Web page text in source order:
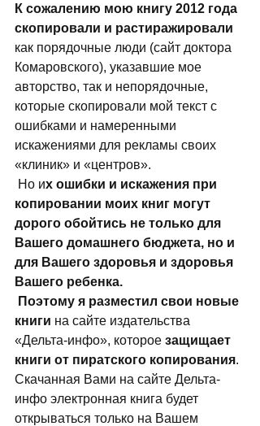
К сожалению мою книгу 2012 года
скопировали и растиражировали
как порядочные люди (сайт доктора
Комаровского), указавшие мое
авторство, так и непорядочные,
которые скопировали мой текст с
ошибками и намеренными
искажениями для рекламы своих
«клиник» и «центров».
Но их ошибки и искажения при
копировании моих книг могут
дорого обойтись не только для
Вашего домашнего бюджета, но и
для Вашего здоровья и здоровья
Вашего ребенка.
Поэтому я разместил свои новые
книги на сайте издательства
«Дельта-инфо», которое защищает
книги от пиратского копирования.
Скачанная Вами на сайте Дельта-
инфо электронная книга будет
открываться только на Вашем